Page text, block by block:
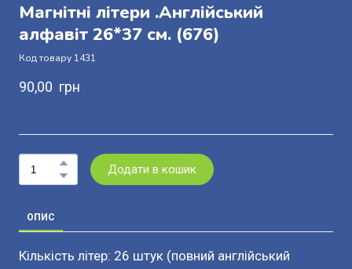
Магнітні літери .Англійський
алфавіт 26*37 см. (676)
Код товару 1431
90,00  грн
Додати в кошик
ОПИС
Кількість літер: 26 штук (повний англійський